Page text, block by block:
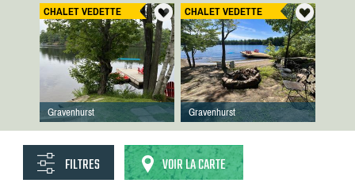
CHALET VEDETTE
Gravenhurst
CHALET VEDETTE
Gravenhurst
FILTRES VOIR LA CARTE